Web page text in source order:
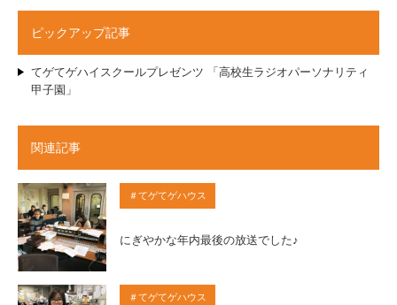
ピックアップ記事
てゲてゲハイスクールプレゼンツ 「高校生ラジオパーソナリティ
甲子園」
関連記事
＃てゲてゲハウス
にぎやかな年内最後の放送でした♪
＃てゲてゲハウス